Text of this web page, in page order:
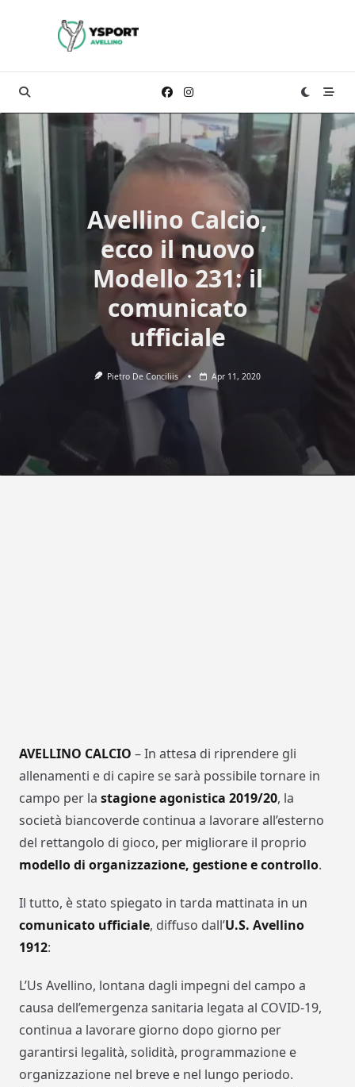
Avellino Calcio,
ecco il nuovo
Modello 231: il
comunicato
ufficiale
Pietro De Conciliis Apr 11, 2020
AVELLINO CALCIO – In attesa di riprendere gli
allenamenti e di capire se sarà possibile tornare in
campo per la stagione agonistica 2019/20, la
società biancoverde continua a lavorare all’esterno
del rettangolo di gioco, per migliorare il proprio
modello di organizzazione, gestione e controllo.
Il tutto, è stato spiegato in tarda mattinata in un
comunicato ufficiale, diffuso dall’U.S. Avellino
1912:
L’Us Avellino, lontana dagli impegni del campo a
causa dell’emergenza sanitaria legata al COVID-19,
continua a lavorare giorno dopo giorno per
garantirsi legalità, solidità, programmazione e
organizzazione nel breve e nel lungo periodo.